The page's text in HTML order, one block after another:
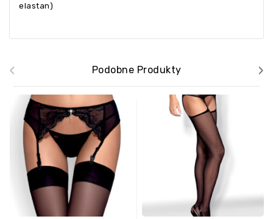
elastan)
Podobne Produkty
‹ ›